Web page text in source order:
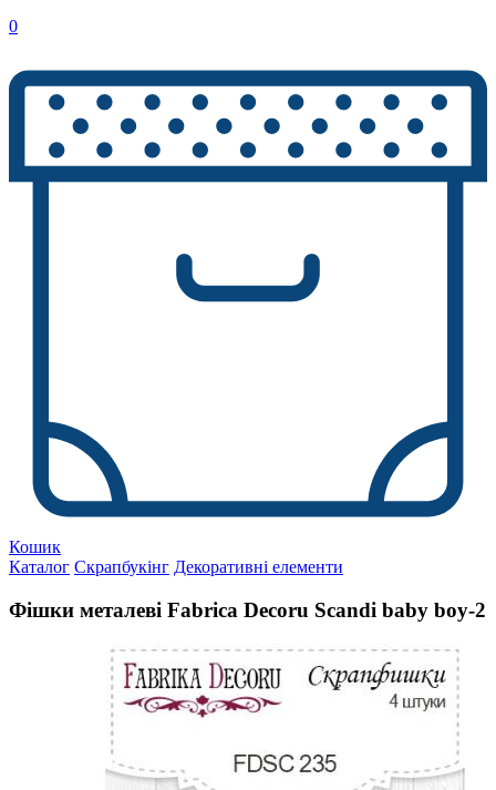
0
Кошик
Каталог Скрапбукінг Декоративні елементи
Фішки металеві Fabrica Decoru Scandi baby boy-2